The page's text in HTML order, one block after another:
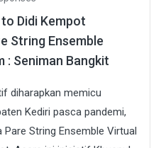
Didi Kempot
String Ensemble
: Seniman Bangkit
diharapkan memicu
Kediri pasca pandemi,
String Ensemble Virtual